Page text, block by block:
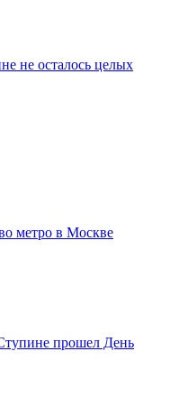
не осталось целых
метро в Москве
прошел День